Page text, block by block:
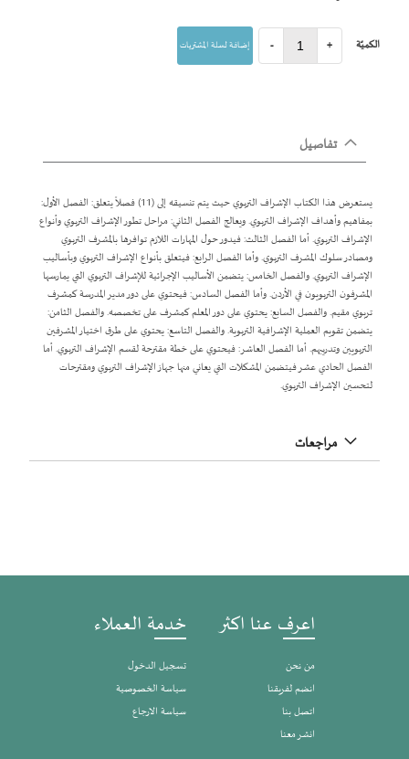
الكميّة - + إضافة لسلة المشتريات
تفاصيل
يستعرض هذا الكتاب الإشراف التربوي حيث يتم تنسيقه إلى (11) فصلاً يتعلق: الفصل الأول:
بمفاهيم وأهداف الإشراف التربوي. ويعالج الفصل الثاني: مراحل تطور الإشراف التربوي وأنواع
الإشراف التربوي. أما الفصل الثالث: فيدور حول المهارات اللازم توافرها بالمشرف التربوي
ومصادر سلوك المشرف التربوي. وأما الفصل الرابع: فيتعلق بأنواع الإشراف التربوي وبأساليب
الإشراف التربوي. والفصل الخامس: يتضمن الأساليب الإجرائية للإشراف التربوي التي يمارسها
المشرفون التربويون في الأردن. وأما الفصل السادس: فيحتوي على دور مدير المدرسة كمشرف
تربوي مقيم. والفصل السابع: يحتوي على دور المعلم كمشرف على تخصصه. والفصل الثامن:
يتضمن تقويم العملية الإشرافية التربوية. والفصل التاسع: يحتوي على طرق اختيار المشرفين
التربويين وتدريبهم. أما الفصل العاشر: فيحتوي على خطة مقترحة لقسم الإشراف التربوي. أما
الفصل الحادي عشر فيتضمن المشكلات التي يعاني منها جهاز الإشراف التربوي ومقترحات
لتحسين الإشراف التربوي.
مراجعات
اعرف عنا اكثر
من نحن
انضم لفريقنا
اتصل بنا
انشر معنا
خدمة العملاء
تسجيل الدخول
سياسة الخصوصية
سياسة الارجاع